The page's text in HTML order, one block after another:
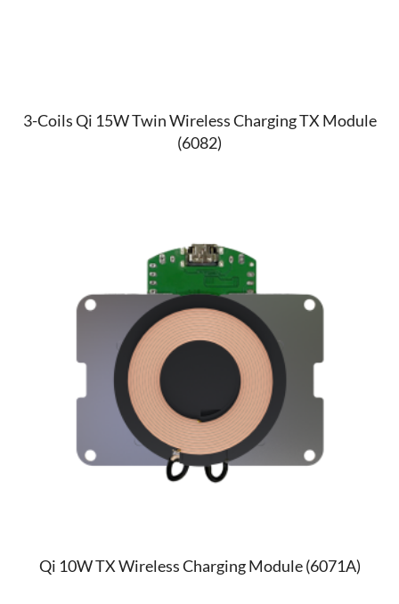
3-Coils Qi 15W Twin Wireless Charging TX Module
(6082)
Qi 10W TX Wireless Charging Module (6071A)